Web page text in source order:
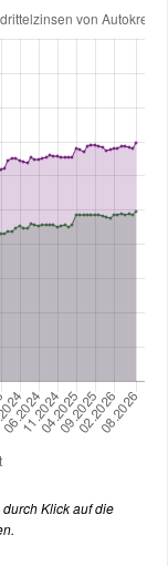
Klick auf die